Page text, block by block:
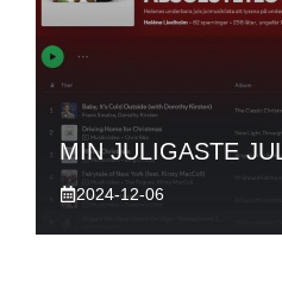
MIN JULIGASTE
2024-12-06